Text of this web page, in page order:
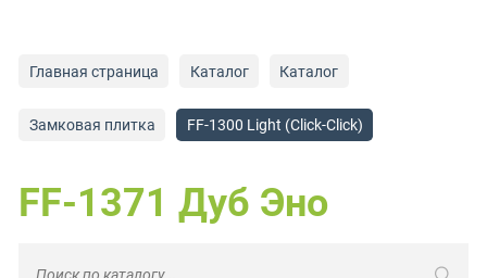
Главная страница Каталог Каталог
Замковая плитка FF-1300 Light (Click-Click)
FF-1371 Дуб Эно